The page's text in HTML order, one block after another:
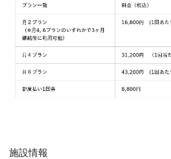
施設情報